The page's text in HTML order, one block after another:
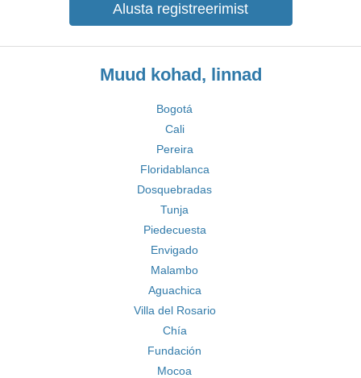
Alusta registreerimist
Muud kohad, linnad
Bogotá
Cali
Pereira
Floridablanca
Dosquebradas
Tunja
Piedecuesta
Envigado
Malambo
Aguachica
Villa del Rosario
Chía
Fundación
Mocoa